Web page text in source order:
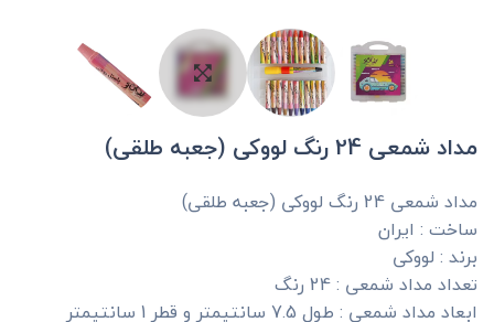
مداد شمعی 24 رنگ لووکی (جعبه طلقی)
مداد شمعی 24 رنگ لووکی (جعبه طلقی)
ساخت : ایران
برند : لووکی
تعداد مداد شمعی : 24 رنگ
ابعاد مداد شمعی : طول 7.5 سانتیمتر و قطر 1 سانتیمتر